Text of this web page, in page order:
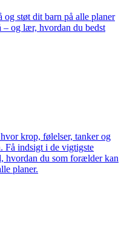
støt dit barn på alle planer
og lær, hvordan du bedst
krop, følelser, tanker og
Få indsigt i de vigtigste
hvordan du som forælder kan
planer.